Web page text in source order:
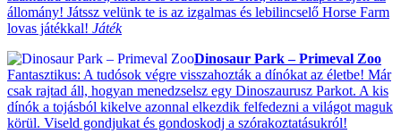
állomány! Játssz velünk te is az izgalmas és lebilincselő Horse Farm
lovas játékkal! Játék
Dinosaur Park – Primeval Zoo
Fantasztikus: A tudósok végre visszahozták a dínókat az életbe! Már
csak rajtad áll, hogyan menedzselsz egy Dinoszaurusz Parkot. A kis
dínók a tojásból kikelve azonnal elkezdik felfedezni a világot maguk
körül. Viseld gondjukat és gondoskodj a szórakoztatásukról!